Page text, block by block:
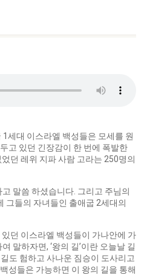
세대 이스라엘 백성들은 모세를 원
고 있던 긴장감이 한 번에 폭발한
던 레위 지파 사람 고라는 250명의
말씀 하셨습니다. 그리고 주님의
그들의 자녀들인 출애굽 2세대의
던 이스라엘 백성들이 가나안에 가
말하자면, ‘왕의 길’이란 오늘날 길
도 험하고 사나운 짐승이 도사리고
성들은 가능하면 이 왕의 길을 통해